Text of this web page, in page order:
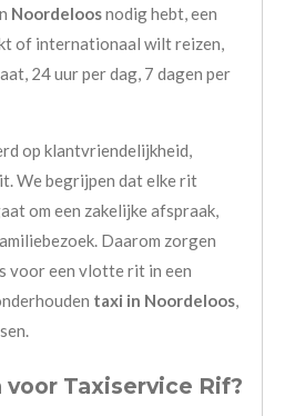
Noordeloosnodig hebt, een
of internationaal wilt reizen,
24 uur per dag, 7 dagen per
op klantvriendelijkheid,
We begrijpen dat elke rit
om een zakelijke afspraak,
Daarom zorgen
voor een vlotte rit in een
taxi in Noordeloos,
Taxiservice Rif?